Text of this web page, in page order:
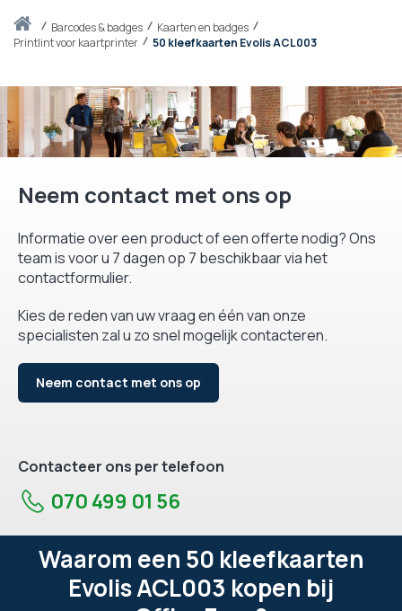
Thuisbarcodes & badges
Kaarten en badges
Printlint voor kaartprinter
50 kleefkaarten Evolis ACL003
Neem contact met ons op
Informatie over een product of een offerte nodig? Ons
team is voor u 7 dagen op 7 beschikbaar via het
contactformulier.
Kies de reden van uw vraag en één van onze
specialisten zal u zo snel mogelijk contacteren.
Neem contact met ons op
Contacteer ons per telefoon
070 499 01 56
Waarom een 50 kleefkaarten
Evolis ACL003 kopen bij